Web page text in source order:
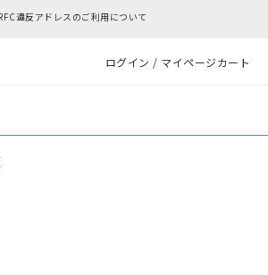
違反アドレスのご利用について
ログイン / マイページカート